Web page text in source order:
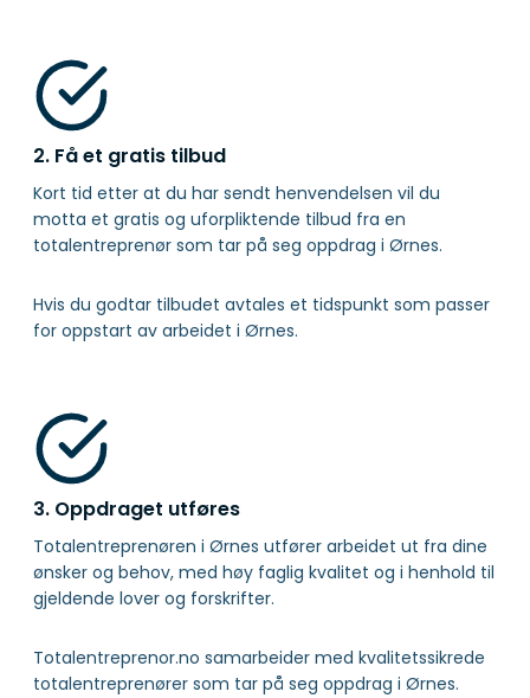
2. Få et gratis tilbud
Kort tid etter at du har sendt henvendelsen vil du
motta et gratis og uforpliktende tilbud fra en
totalentreprenør som tar på seg oppdrag i Ørnes.
Hvis du godtar tilbudet avtales et tidspunkt som passer
for oppstart av arbeidet i Ørnes.
3. Oppdraget utføres
Totalentreprenøren i Ørnes utfører arbeidet ut fra dine
ønsker og behov, med høy faglig kvalitet og i henhold til
gjeldende lover og forskrifter.
Totalentreprenor.no samarbeider med kvalitetssikrede
totalentreprenører som tar på seg oppdrag i Ørnes.